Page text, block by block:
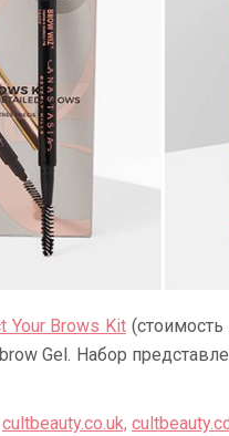
Your Brows Kit(стоимость
Gel. Набор
cultbeauty.co.uk,